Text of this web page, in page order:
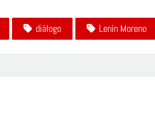
diálogo Lenín Moreno